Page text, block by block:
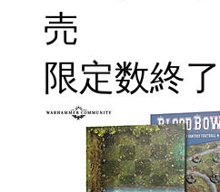
売
限定数終了